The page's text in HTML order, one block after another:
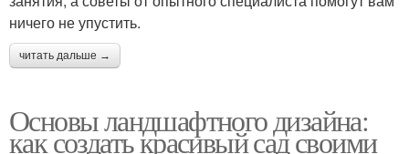
ничего не упустить.
читать дальше →
Основы ландшафтного дизайна:
как создать красивый сад своими